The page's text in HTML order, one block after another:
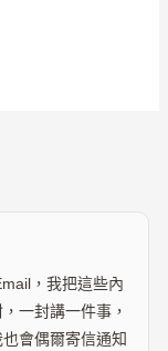
，我把這些內
一封講一件事，
會偶爾寄信通知